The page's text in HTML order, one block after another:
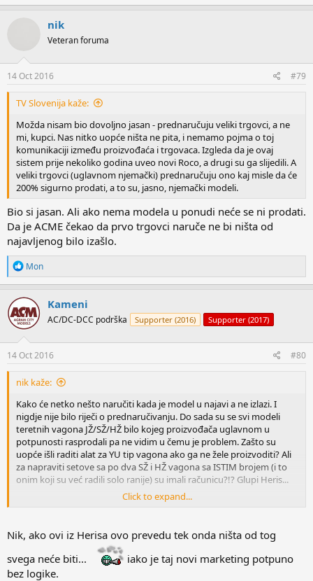
nik
Veteran foruma
14 Oct 2016 #79
TV Slovenija kaže:
Možda nisam bio dovoljno jasan - prednaručuju veliki trgovci, a ne
mi, kupci. Nas nitko uopće ništa ne pita, i nemamo pojma o toj
komunikaciji između proizvođaća i trgovaca. Izgleda da je ovaj
sistem prije nekoliko godina uveo novi Roco, a drugi su ga slijedili. A
veliki trgovci (uglavnom njemački) prednaručuju ono kaj misle da će
200% sigurno prodati, a to su, jasno, njemački modeli.
Bio si jasan. Ali ako nema modela u ponudi neće se ni prodati.
Da je ACME čekao da prvo trgovci naruče ne bi ništa od
najavljenog bilo izašlo.
R
e
a
c
t
i
o
n
s
Mon
Kameni
AC/DC-DCC podrška Supporter (2016) Supporter (2017)
14 Oct 2016 #80
nik kaže:
Kako će netko nešto naručiti kada je model u najavi a ne izlazi. I
nigdje nije bilo riječi o prednaručivanju. Do sada su se svi modeli
teretnih vagona JŽ/SŽ/HŽ bilo kojeg proizvođača uglavnom u
potpunosti rasprodali pa ne vidim u čemu je problem. Zašto su
uopće išli raditi alat za YU tip vagona ako ga ne žele proizvoditi? Ali
za napraviti setove sa po dva SŽ i HŽ vagona sa ISTIM brojem (i to
onim koji su već radili solo ranije) su imali računicu?!? Glupi Heris...
Click to expand...
Nik, ako ovi iz Herisa ovo prevedu tek onda ništa od tog
svega neće biti...
iako je taj novi marketing potpuno
bez logike.